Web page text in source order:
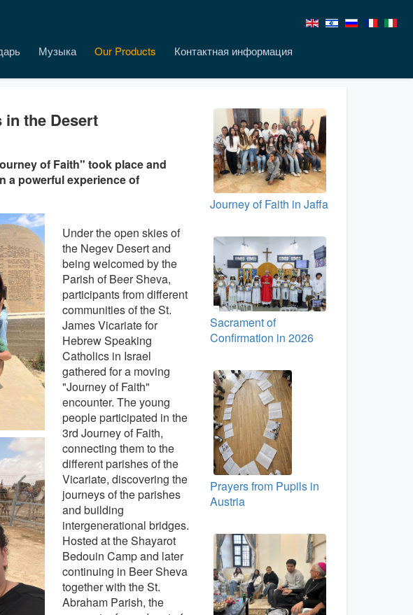
Музыка Our Products Контактная информация
the Desert
of Faith" took place and
a powerful experience of
Under the open skies of
the Negev Desert and
being welcomed by the
Parish of Beer Sheva,
participants from different
communities of the St.
James Vicariate for
Hebrew Speaking
Catholics in Israel
gathered for a moving
"Journey of Faith"
encounter. The young
people participated in the
3rd Journey of Faith,
connecting them to the
different parishes of the
Vicariate, discovering the
journeys of the parishes
and building
intergenerational bridges.
Hosted at the Shayarot
Bedouin Camp and later
continuing in Beer Sheva
together with the St.
Abraham Parish, the
Journey of Faith in Jaffa
Sacrament of
Confirmation in 2026
Prayers from Pupils in
Austria